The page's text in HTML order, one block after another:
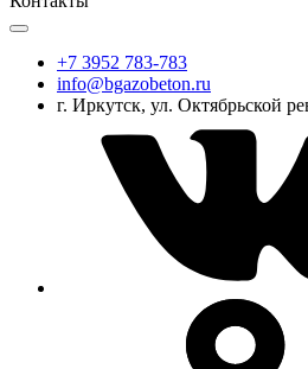
+7 3952 783-783
info@bgazobeton.ru
г. Иркутск, ул. Октябрьской